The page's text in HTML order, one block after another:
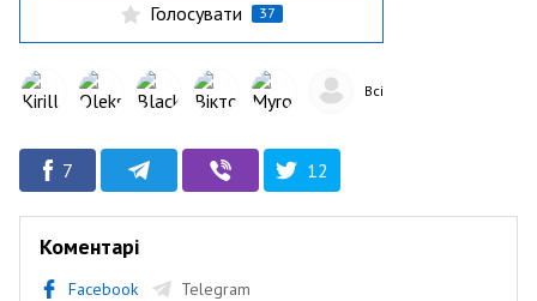
Голосувати 37
Всі
7 12
Коментарі
Facebook Telegram